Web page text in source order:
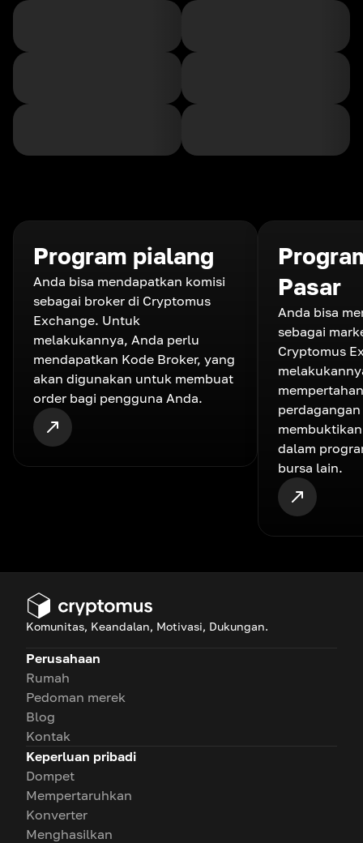
Program pialang
Anda bisa mendapatkan komisi
sebagai broker di Cryptomus
Exchange. Untuk
melakukannya, Anda perlu
mendapatkan Kode Broker, yang
akan digunakan untuk membuat
order bagi pengguna Anda.
Pasar
Anda bisa
sebagai
Cryptomus
dalam
bursa lain.
Komunitas, Keandalan, Motivasi, Dukungan.
Perusahaan
Rumah
Pedoman merek
Blog
Kontak
Keperluan pribadi
Dompet
Mempertaruhkan
Konverter
Menghasilkan